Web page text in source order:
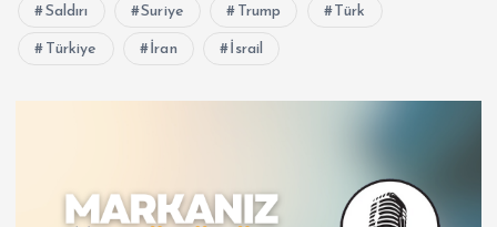
Saldırı Suriye Trump Türk
Türkiye İran İsrail